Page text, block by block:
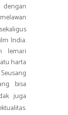
India.
lemari
harta
bisa
juga